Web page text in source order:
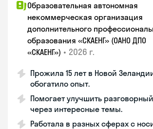
Образовательная автономная
некоммерческая организация
дополнительного
образования «СКАЕНГ» (ОАНО ДПО
«СКАЕНГ») • 2026 г.
Прожила 15 лет в Новой
обогатило опыт.
Помогает улучшить
через интересные темы.
Работала в разных сферах с